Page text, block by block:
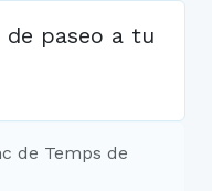
de paseo a tu
de Temps de